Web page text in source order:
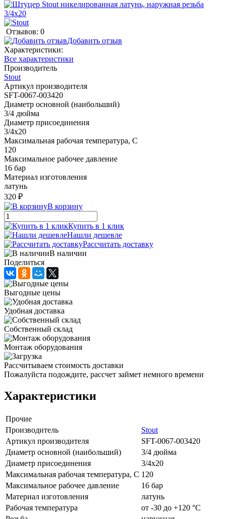
Отзывов: 0
Добавить отзыв
Характеристики:
Все характеристики
Производитель
Stout
Артикул производителя
SFT-0067-003420
Диаметр основной (наибольший)
3/4 дюйма
Диаметр присоединения
3/4x20
Максимальная рабочая температура, С
120
Максимальное рабочее давление
16 бар
Материал изготовления
латунь
320 ₽
В корзину
Купить в 1 клик
Нашли дешевле
Рассчитать доставку
В наличии
Поделиться
Выгодные цены
Удобная доставка
Собственный склад
Монтаж оборудования
Рассчитываем стоимость доставки
Пожалуйста подождите, рассчет займет немного времени
Характеристики
Прочие
Производитель
Stout
Артикул производителя
SFT-0067-003420
Диаметр основной (наибольший)
3/4 дюйма
Диаметр присоединения
3/4x20
Максимальная рабочая температура, С 120
Максимальное рабочее давление
16 бар
Материал изготовления
латунь
Рабочая температура
от -30 до +120 °C